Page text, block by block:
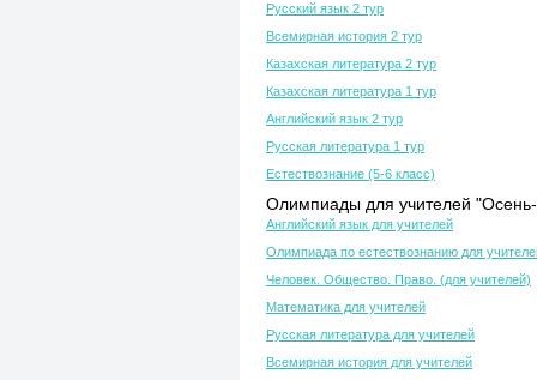
Русский язык 2 тур
Всемирная история 2 тур
Казахская литература 2 тур
Казахская литература 1 тур
Английский язык 2 тур
Русская литература 1 тур
Естествознание (5-6 класс)
Олимпиады для учителей
Английский язык для учителей
Олимпиада по естествознанию для
Человек. Общество. Право. (для учителей)
Математика для учителей
Русская литература для учителей
Всемирная история для учителей